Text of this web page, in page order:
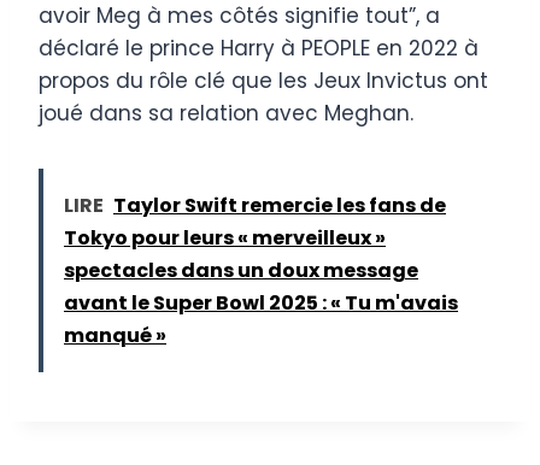
avoir Meg à mes côtés signifie tout”, a
déclaré le prince Harry à PEOPLE en 2022 à
propos du rôle clé que les Jeux Invictus ont
joué dans sa relation avec Meghan.
LIRE Taylor Swift remercie les fans de
Tokyo pour leurs « merveilleux »
spectacles dans un doux message
avant le Super Bowl 2025 : « Tu m'avais
manqué »